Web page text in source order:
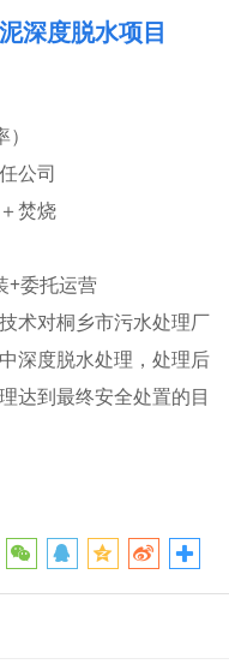
深度脱水项目
公司
焚烧
+委托运营
术对桐乡市污水处理厂
深度脱水处理，处理后
达到最终安全处置的目